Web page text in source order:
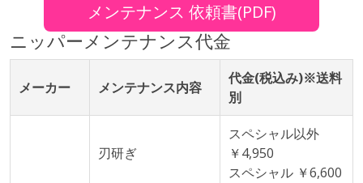
メンテナンス 依頼書(PDF)
ニッパーメンテナンス代金
メーカー メンテナンス内容
代金(税込み)※送料
別
刃研ぎ
スペシャル以外
￥4,950
スペシャル ￥6,600